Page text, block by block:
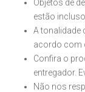
Objetos de
estão
A tonalidade
acordo com
Confira o
entregador.
Não nos